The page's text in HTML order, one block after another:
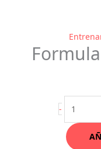
-
Formula
Estrategas
PRO